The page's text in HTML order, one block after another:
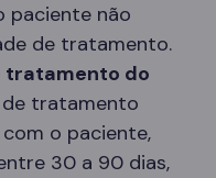
paciente não
de tratamento.
tratamento do
tratamento
o paciente,
30 a 90 dias,